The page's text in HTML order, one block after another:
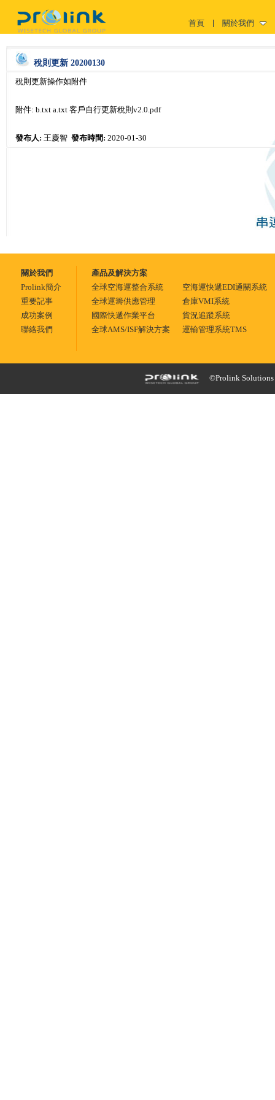
關於我們
首頁
稅則更新 20200130
稅則更新操作如附件
附件: b.txt a.txt 客戶自行更新稅則v2.0.pdf
發布人: 王慶智 發布時間: 2020-01-30
關於我們
Prolink簡介
重要記事
成功案例
聯絡我們
產品及解決方案
全球空海運整合系統
空海運快遞EDI通關系統
全球運籌供應管理
倉庫VMI系統
國際快遞作業平台
貨況追蹤系統
全球AMS/ISF解決方案
運輸管理系統TMS
©Prolink Solutions